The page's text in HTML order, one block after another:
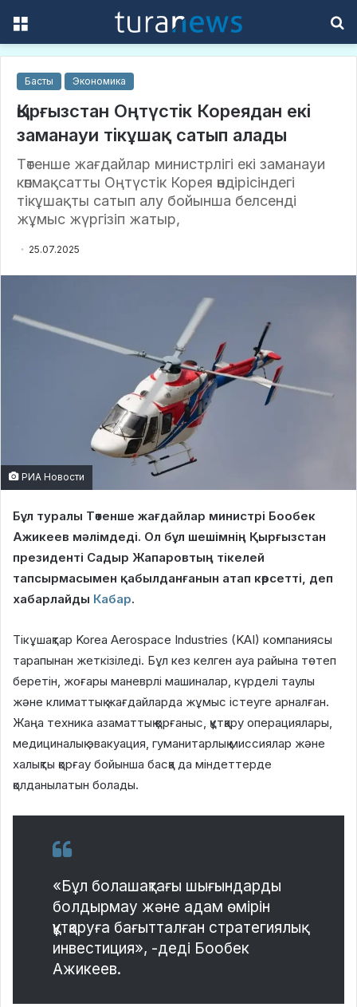
Басты Экономика
Қырғызстан Оңтүстік Кореядан екі
заманауи тікұшақ сатып алады
Төтенше жағдайлар министрлігі екі заманауи
көпмақсатты Оңтүстік Корея өндірісіндегі
тікұшақты сатып алу бойынша белсенді
жұмыс жүргізіп жатыр,
25.07.2025
РИА Новости
Бұл туралы Төтенше жағдайлар министрі Бообек
Ажикеев мәлімдеді. Ол бұл шешімнің Қырғызстан
президенті Садыр Жапаровтың тікелей
тапсырмасымен қабылданғанын атап көрсетті, деп
хабарлайды Кабар.
Тікұшақтар Korea Aerospace Industries (KAI) компаниясы
тарапынан жеткізіледі. Бұл кез келген ауа райына төтеп
беретін, жоғары маневрлі машиналар, күрделі таулы
және климаттық жағдайларда жұмыс істеуге арналған.
Жаңа техника азаматтық қорғаныс, құтқару операциялары,
медициналық эвакуация, гуманитарлық миссиялар және
халықты қорғау бойынша басқа да міндеттерде
қолданылатын болады.
«Бұл болашақтағы шығындарды
болдырмау және адам өмірін
құтқаруға бағытталған стратегиялық
инвестиция», -деді Бообек
Ажикеев.